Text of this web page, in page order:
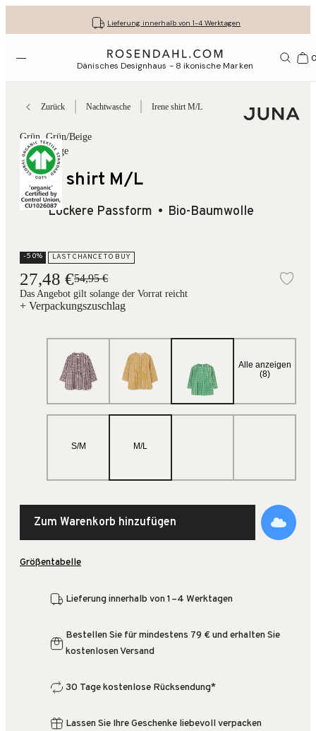
Lieferung innerhalb von 1-4 Werktagen
Kostenloser versand bei bestellungen ab 79 €
30 Tage kostenlose Rücksendung
Lassen Sie Ihre Geschenke liebevoll verpacken
Menü öffnen Dänisches Designhaus - 8 ikonische Marken 1156
Zurück Nachtwasche Irene shirt M/L
Grün , Grün/Beige
Bæk&Bølge
Irene shirt M/L
Lockere Passform Bio-Baumwolle
-50% LAST CHANCE TO BUY
27,48 €54,95 €
Das Angebot gilt solange der Vorrat reicht
+ Verpackungszuschlag
Alle anzeigen
(8)
S/M M/L
Zum Warenkorb hinzufügen
Größentabelle
Lieferung innerhalb von 1–4 Werktagen
Bestellen Sie für mindestens 79 € und erhalten Sie
kostenlosen Versand
30 Tage kostenlose Rücksendung*
Lassen Sie Ihre Geschenke liebevoll verpacken